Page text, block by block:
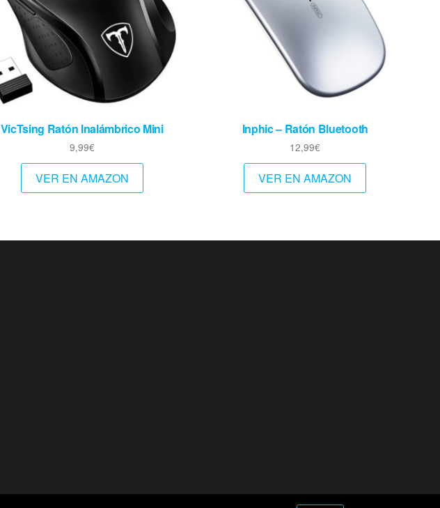
VicTsing Ratón Inalámbrico Mini
9,99€
VER EN AMAZON
Inphic – Ratón Bluetooth
12,99€
VER EN AMAZON